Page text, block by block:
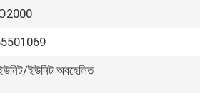
ইউনিট অবহেলিত